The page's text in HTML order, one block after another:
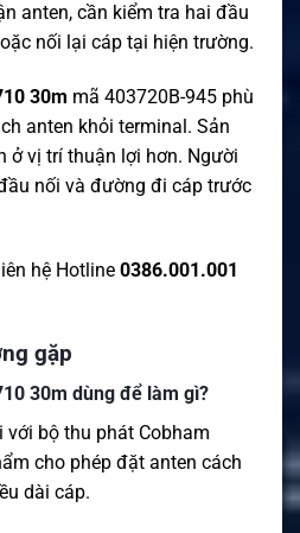
anten, cần kiểm tra hai đầu
nối lại cáp tại hiện trường.
30m mã 403720B-945 phù
anten khỏi terminal. Sản
ở vị trí thuận lợi hơn. Người
nối và đường đi cáp trước
hệ Hotline 0386.001.001
gặp
30m dùng để làm gì?
với bộ thu phát Cobham
cho phép đặt anten cách
dài cáp.